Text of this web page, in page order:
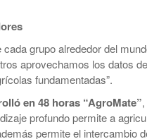
grupo alrededor del
aprovechamos los datos
fundamentadas”.
en 48 horas “AgroMate”
profundo permite a
permite el intercambio